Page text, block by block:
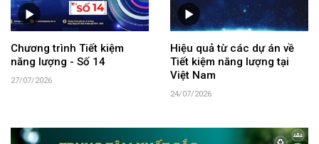
Chương trình Tiết kiệm
năng lượng - Số 14
27/07/2026
Hiệu quả từ các dự án về
Tiết kiệm năng lượng tại
Việt Nam
24/07/2026